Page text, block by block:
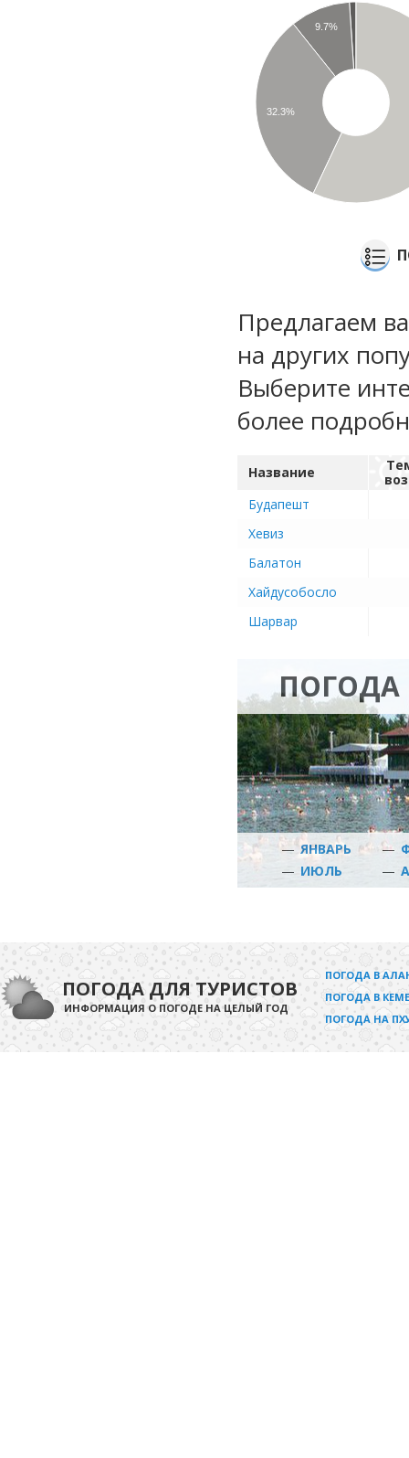
9.7%
32.3%
Предлагаем
на других
Выберите
более
Название
Будапешт
Хевиз
Балатон
Хайдусобосло
Шарвар
ПОГОДА
—ЯНВАРЬ —
— ИЮЛЬ —
ПОГОДА ДЛЯ ТУРИСТОВ
ИНФОРМАЦИЯ О ПОГОДЕ НА ЦЕЛЫЙ ГОД
ПОГОДА В
ПОГОДА В
ПОГОДА НА